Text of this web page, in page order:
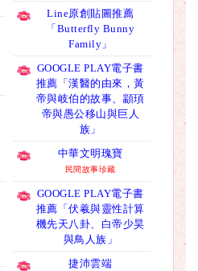
Line原創貼圖推薦
「Butterfly Bunny
Family」
GOOGLE PLAY電子書
推薦「漢醫的由來，黃
帝與岐伯的故事、顓頊
帝與愚公移山與巨人
族」
中華文明瑰寶
民間故事珍藏
GOOGLE PLAY電子書
推薦「伏羲與靈性計算
機先天八卦、白帝少昊
與鳥人族」
捷沛雲端